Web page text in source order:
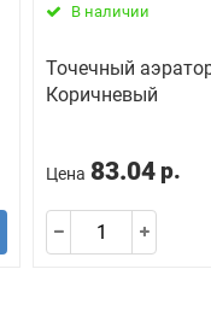
В наличии
Точечный
Коричневый
Цена 83.04 р.